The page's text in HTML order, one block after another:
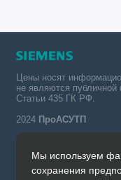
Мы используем
сохранения
Цены носят
не являются
Статьи 435 ГК РФ.
2024 ПроАСУТП
Simatic в России тел.: